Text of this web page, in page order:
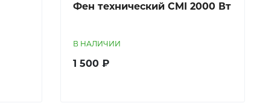
Фен технический CMI 2000 Вт
В НАЛИЧИИ
1 500 ₽